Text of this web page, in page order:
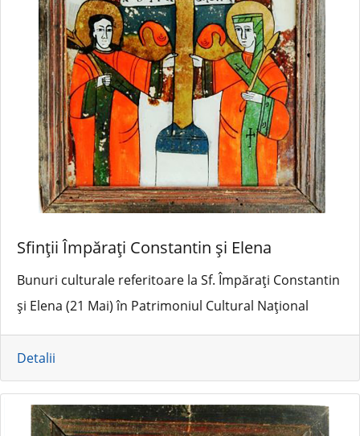
Sfinții Împărați Constantin și Elena
Bunuri culturale referitoare la Sf. Împărați Constantin
și Elena (21 Mai) în Patrimoniul Cultural Național
Detalii